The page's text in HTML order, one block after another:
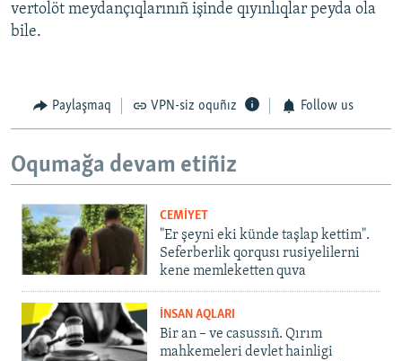
vertolöt meydançıqlarınıñ işinde qıyınlıqlar peyda ola
bile.
Paylaşmaq VPN-siz oquñız Follow us
Oqumağa devam etiñiz
CEMİYET
"Er şeyni eki künde taşlap kettim".
Seferberlik qorqusı rusiyelilerni
kene memleketten quva
İNSAN AQLARI
Bir an – ve casussıñ. Qırım
mahkemeleri devlet hainligi